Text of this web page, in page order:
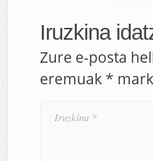
Iruzkina
Zure e-posta
eremuak *